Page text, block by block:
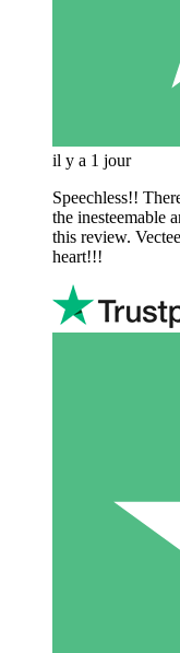
il y a 1 jour
Speechless!!
the inesteemable
this review.
heart!!!